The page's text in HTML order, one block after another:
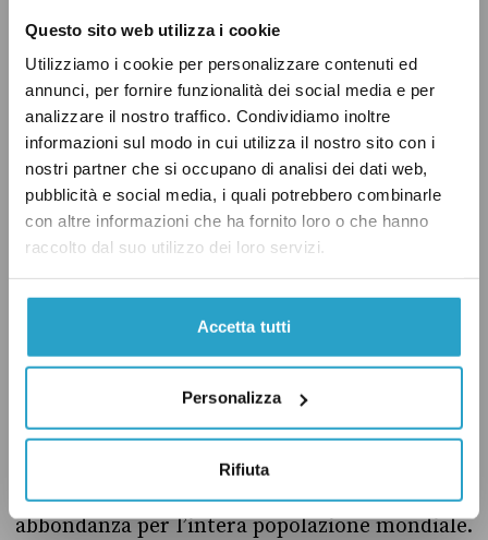
Questo sito web utilizza i cookie
Utilizziamo i cookie per personalizzare contenuti ed
annunci, per fornire funzionalità dei social media e per
analizzare il nostro traffico. Condividiamo inoltre
informazioni sul modo in cui utilizza il nostro sito con i
nostri partner che si occupano di analisi dei dati web,
pubblicità e social media, i quali potrebbero combinarle
con altre informazioni che ha fornito loro o che hanno
raccolto dal suo utilizzo dei loro servizi.
Accetta tutti
Personalizza
Rifiuta
persone, allora, attraverso il recupero di tutto
il cibo perso e sprecato, si dovrebbe arrivare a
sfamare fino a 9 miliardi di persone. Tale conto
approssimativo parrebbe essere in linea con
un’altra stima della Fao risalente al 2011,
secondo la qualebasterebbe recuperare un
quarto del cibo perso o sprecato per debellare
milioni di individui (visto che 870 x 4 = 3,5
miliardi circa si arriverebbe a sfamare tra le 9 e
le 10 miliardi di persone).
Tirando le somme, possiamo affermare che
Renzi dice il vero: produciamo cibo in
abbondanza per l’intera popolazione mondiale.